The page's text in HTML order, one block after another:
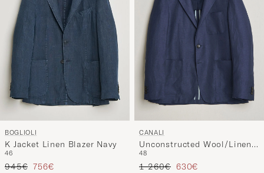
BOGLIOLI
K Jacket Linen Blazer Navy
46
Regulärer Preis
945€ Reduzierter Preis
756€
CANALI
Unconstructed Wool/Linen
Blazer Dark Blue
48
Regulärer Preis
1 260€ Reduzierter Preis
630€